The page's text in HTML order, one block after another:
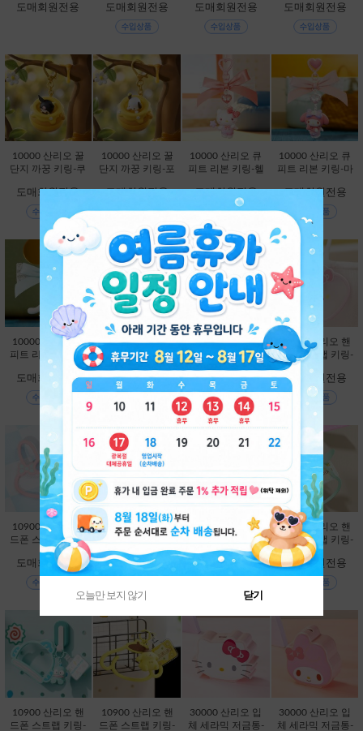
도매회원전용
1-113430]
도매회원전용
3]
도매회원전용
037]
도매회원전용
10000 산리오 꿀
단지 까꿍 키링-쿠
도매회원전용
10000 산리오 꿀
단지 까꿍 키링-포
도매회원전용
10000 산리오 큐
피트 리본 키링-헬
도매회원전용
10000 산리오 큐
피트 리본 키링-마
228]
도매회원전용
10000 산리오 큐
피트 리본 키링-시
나모롤 [C2-32825
도매회원전용
10000 산리오 큐
피트 리본 키링-쿠
로미 [C2-328235]
도매회원전용
10000 산리오 큐
피트 리본 키링-포
도매회원전용
10900 산리오 핸
드폰 스트랩 키링-
헬로키티 [C2-329
850]
도매회원전용
10900 산리오 핸
드폰 스트랩 키링-
마이멜로디 [C2-3
29836]
도매회원전용
10900 산리오 핸
드폰 스트랩 키링-
시나모롤 [C2-329
829]
도매회원전용
10900 산리오 핸
드폰 스트랩 키링-
쿠로미 [C2-32984
3]
도매회원전용
10900 산리오 핸
드폰 스트랩 키링-
포차코 [C2-32981
2]
도매회원전용
10900 산리오 핸
드폰 스트랩 키링-
10900 산리오 핸
드폰 스트랩 키링-
30000 산리오 입
체 세라믹 저금통-
30000 산리오 입
체 세라믹 저금통-
오늘만 보지 않기 닫기